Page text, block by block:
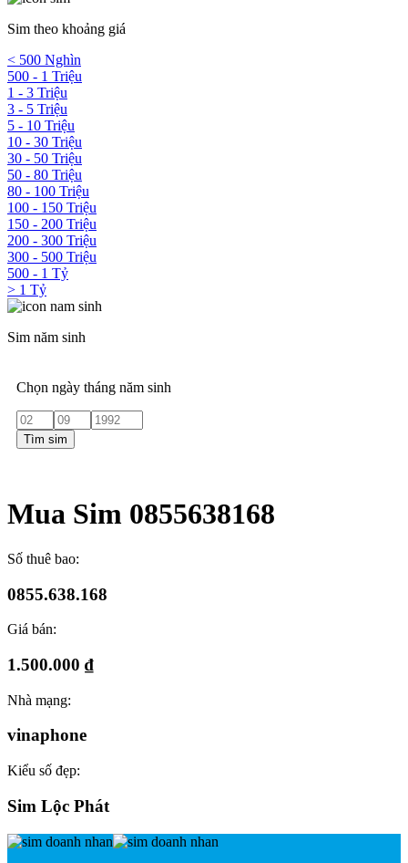
Sim theo khoảng giá
< 500 Nghìn
500 - 1 Triệu
1 - 3 Triệu
3 - 5 Triệu
5 - 10 Triệu
10 - 30 Triệu
30 - 50 Triệu
50 - 80 Triệu
80 - 100 Triệu
100 - 150 Triệu
150 - 200 Triệu
200 - 300 Triệu
300 - 500 Triệu
500 - 1 Tỷ
> 1 Tỷ
Sim năm sinh
Chọn ngày tháng năm sinh
Tìm sim
Mua Sim 0855638168
Số thuê bao:
0855.638.168
Giá bán:
1.500.000 ₫
Nhà mạng:
vinaphone
Kiểu số đẹp:
Sim Lộc Phát